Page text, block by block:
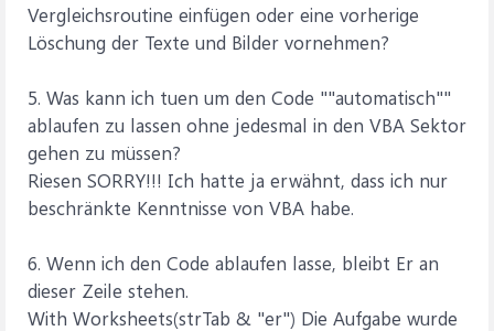
Vergleichsroutine einfügen oder eine vorherige
Löschung der Texte und Bilder vornehmen?
5. Was kann ich tuen um den Code ""automatisch""
ablaufen zu lassen ohne jedesmal in den VBA Sektor
gehen zu müssen?
Riesen SORRY!!! Ich hatte ja erwähnt, dass ich nur
beschränkte Kenntnisse von VBA habe.
6. Wenn ich den Code ablaufen lasse, bleibt Er an
dieser Zeile stehen.
With Worksheets(strTab & "er") Die Aufgabe wurde